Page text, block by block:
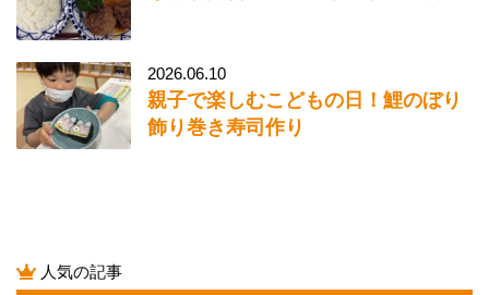
2026.06.10
親子で楽しむこどもの日！鯉のぼり
飾り巻き寿司作り
人気の記事